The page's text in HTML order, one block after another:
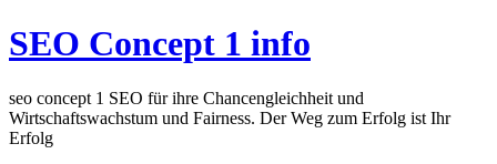
SEO Concept 1 info
seo concept 1 SEO für ihre Chancengleichheit und
Wirtschaftswachstum und Fairness. Der Weg zum Erfolg ist Ihr
Erfolg